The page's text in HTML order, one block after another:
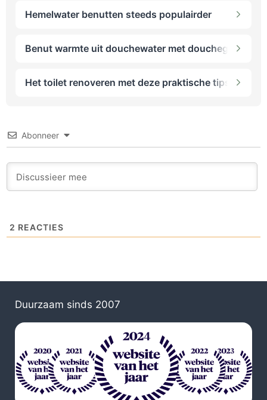
Hemelwater benutten steeds populairder
Benut warmte uit douchewater met douchegoot-wtw
Het toilet renoveren met deze praktische tips
Abonneer
2 REACTIES
Duurzaam sinds 2007